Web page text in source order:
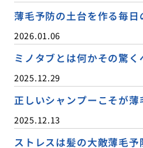
薄毛予防の土台を作る毎日
2026.01.06
ミノタブとは何かその驚
2025.12.29
正しいシャンプーこそが
2025.12.13
ストレスは髪の大敵薄毛